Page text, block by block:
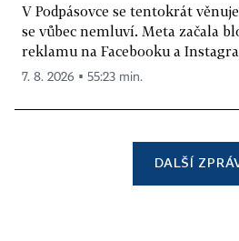
V Podpásovce se tentokrát
se vůbec nemluví. Meta začala
reklamu na Facebooku a
7. 8. 2026 ▪ 55:23 min.
DALŠÍ